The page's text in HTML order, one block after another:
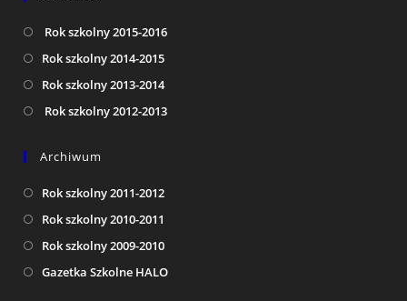
Rok szkolny 2015-2016
Rok szkolny 2014-2015
Rok szkolny 2013-2014
Rok szkolny 2012-2013
Archiwum
Rok szkolny 2011-2012
Rok szkolny 2010-2011
Rok szkolny 2009-2010
Gazetka Szkolne HALO